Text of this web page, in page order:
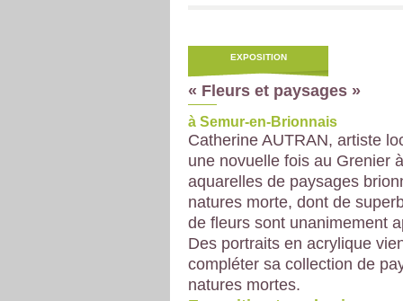
EXPOSITION
« Fleurs et paysages »
à Semur-en-Brionnais
Catherine AUTRAN, artiste
une novuelle fois au Grenier
aquarelles de paysages
natures morte, dont de
de fleurs sont unanimement
Des portraits en acrylique
compléter sa collection de
natures mortes.